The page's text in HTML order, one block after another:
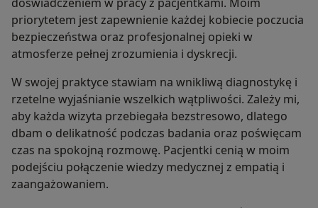
doświadczeniem w pracy z pacjentkami. Moim
priorytetem jest zapewnienie każdej kobiecie poczucia
bezpieczeństwa oraz profesjonalnej opieki w
atmosferze pełnej zrozumienia i dyskrecji.
W swojej praktyce stawiam na wnikliwą diagnostykę i
rzetelne wyjaśnianie wszelkich wątpliwości. Zależy mi,
aby każda wizyta przebiegała bezstresowo, dlatego
dbam o delikatność podczas badania oraz poświęcam
czas na spokojną rozmowę. Pacjentki cenią w moim
podejściu połączenie wiedzy medycznej z empatią i
zaangażowaniem.